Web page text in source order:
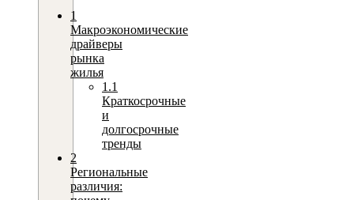
1
Макроэкономические
драйверы
рынка
жилья
1.1
Краткосрочные
и
долгосрочные
тренды
2
Региональные
различия: